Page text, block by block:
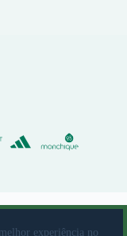
experiência no
porbrandit